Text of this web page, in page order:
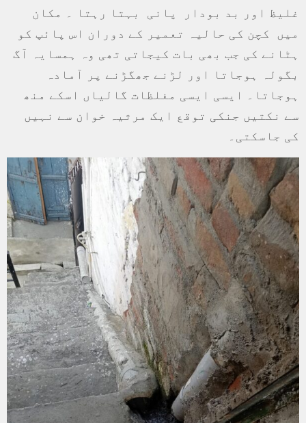
غلیظ اور بد بودار پانی بہتا رہتا ۔ مکان
میں کچن کی حالیہ تعمیر کے دوران اس پائپ کو
ہٹانے کی جب بھی بات کیجاتی تھی وہ ہمسایہ آگ
بگولہ ہوجاتا اور لڑنے جھگڑنے پر آمادہ
ہوجاتا۔ ایسی ایسی مغلظات گالیاں اسکے منھ
سے نکتیں جنکی توقع ایک مرثیہ خوان سے نہیں
کی جاسکتی۔